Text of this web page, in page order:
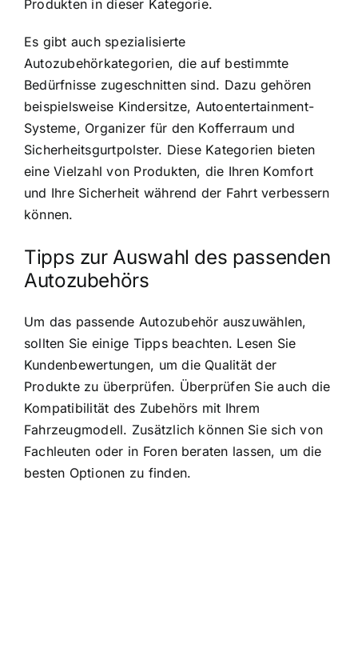
Produkten in dieser Kategorie.
Es gibt auch spezialisierte
Autozubehörkategorien, die auf bestimmte
Bedürfnisse zugeschnitten sind. Dazu gehören
beispielsweise Kindersitze, Autoentertainment-
Systeme, Organizer für den Kofferraum und
Sicherheitsgurtpolster. Diese Kategorien bieten
eine Vielzahl von Produkten, die Ihren Komfort
und Ihre Sicherheit während der Fahrt verbessern
können.
Tipps zur Auswahl des passenden
Autozubehörs
Um das passende Autozubehör auszuwählen,
sollten Sie einige Tipps beachten. Lesen Sie
Kundenbewertungen, um die Qualität der
Produkte zu überprüfen. Überprüfen Sie auch die
Kompatibilität des Zubehörs mit Ihrem
Fahrzeugmodell. Zusätzlich können Sie sich von
Fachleuten oder in Foren beraten lassen, um die
besten Optionen zu finden.